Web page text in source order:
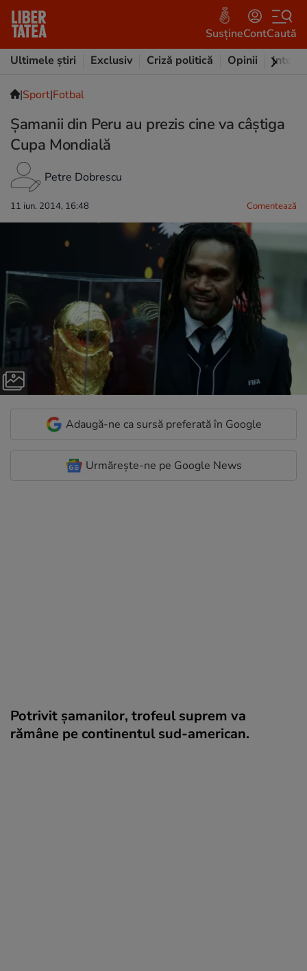
SusțineContCaută
Ultimele știri
Exclusiv Criză politică Opinii
|Sport|Fotbal
Şamanii din Peru au prezis cine va câştiga
Cupa Mondială
Petre Dobrescu
11 iun. 2014, 16:48 Comentează
Adaugă-ne ca sursă preferată în Google
Urmărește-ne pe Google News
Potrivit şamanilor, trofeul suprem va
rămâne pe continentul sud-american.